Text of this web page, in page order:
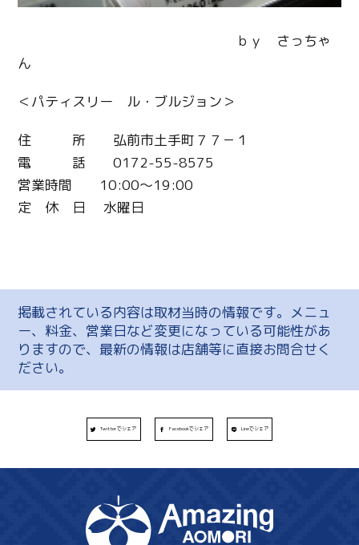
ｂｙ さっちゃ
ん
＜パティスリー ル・ブルジョン＞
住 所 弘前市土手町７７－１
電 話 0172-55-8575
営業時間 10:00～19:00
定 休 日 水曜日
掲載されている内容は取材当時の情報です。メニュ
ー、料金、営業日など変更になっている可能性があ
りますので、最新の情報は店舗等に直接お問合せく
ださい。
Twitterでシェア Facebookでシェア Lineでシェア